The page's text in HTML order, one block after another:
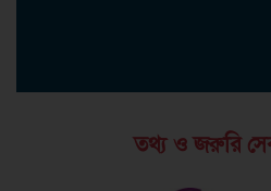
তথ্য ও জরুরি